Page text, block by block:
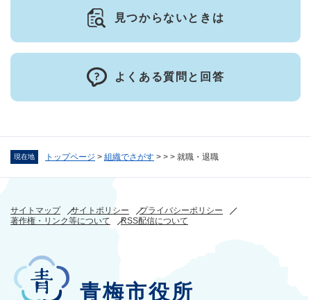
現在地 トップページ > 組織でさがす > > > 就職・退職
見つからないときは
よくある質問と回答
サイトマップ サイトポリシー
プライバシーポリシー
著作権・リンク等について
RSS配信について
青梅市役所